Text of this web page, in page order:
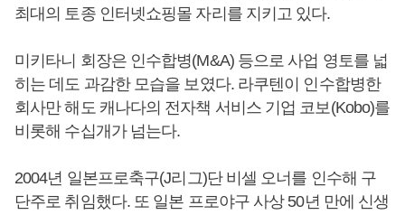
최대의 토종 인터넷쇼핑몰 자리를 지키고 있다.
미키타니 회장은 인수합병(M&A) 등으로 사업 영토를 넓
히는 데도 과감한 모습을 보였다. 라쿠텐이 인수합병한
회사만 해도 캐나다의 전자책 서비스 기업 코보(Kobo)를
비롯해 수십개가 넘는다.
2004년 일본프로축구(J리그)단 비셀 오너를 인수해 구
단주로 취임했다. 또 일본 프로야구 사상 50년 만에 신생